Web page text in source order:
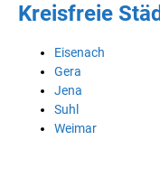
Kreisfreie
Eisenach
Gera
Jena
Suhl
Weimar